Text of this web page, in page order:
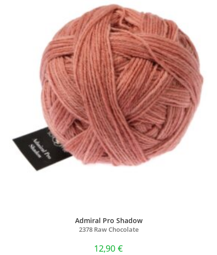
Admiral Pro Shadow
2378 Raw Chocolate
12,90 €